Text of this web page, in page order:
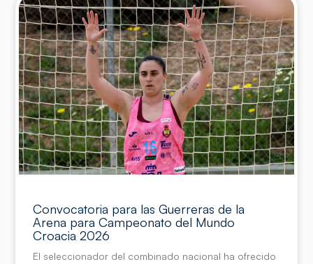
Convocatoria para las Guerreras de la
Arena para Campeonato del Mundo
Croacia 2026
El seleccionador del combinado nacional ha ofrecido